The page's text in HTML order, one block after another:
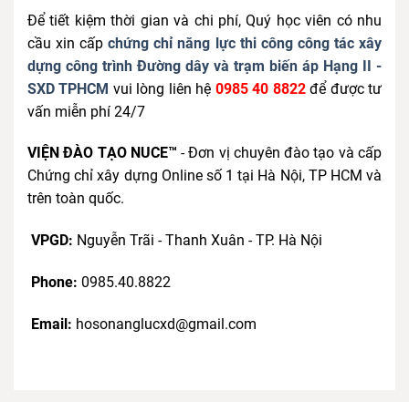
Để tiết kiệm thời gian và chi phí, Quý học viên có nhu
cầu xin cấpchứng chỉ năng lực thi công công tác xây
dựng công trình Đường dây và trạm biến áp Hạng II -
SXD TPHCM vui lòng liên hệ 0985 40 8822để được tư
vấn miễn phí 24/7
VIỆN ĐÀO TẠO NUCE™ - Đơn vị chuyên đào tạo và cấp
Chứng chỉ xây dựng Online số 1 tại Hà Nội, TP HCM và
trên toàn quốc.
VPGD: Nguyễn Trãi - Thanh Xuân - TP. Hà Nội
Phone: 0985.40.8822
Email: hosonanglucxd@gmail.com